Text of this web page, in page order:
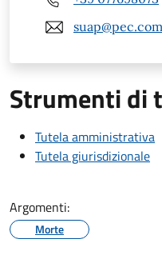
Strumenti di
Tutela amministrativa
Tutela giurisdizionale
Argomenti:
Morte